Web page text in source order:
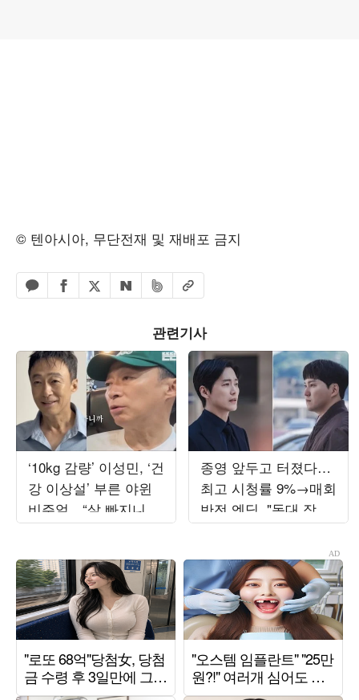
© 텐아시아, 무단전재 및 재배포 금지
카카오톡 공유하기
페이스북 공유하기
엑스 공유하기
네이버 공유하기
밴드 공유하기
URL복사
관련기사
‘10kg 감량’ 이성민, ‘건
강 이상설’ 부른 야윈
비주얼…“살 빠지니까
검사 결과 정상”
종영 앞두고 터졌다…
최고 시청률 9%→매회
반전 엔딩, "독대 장면
후폭풍" ('결혼의완성')